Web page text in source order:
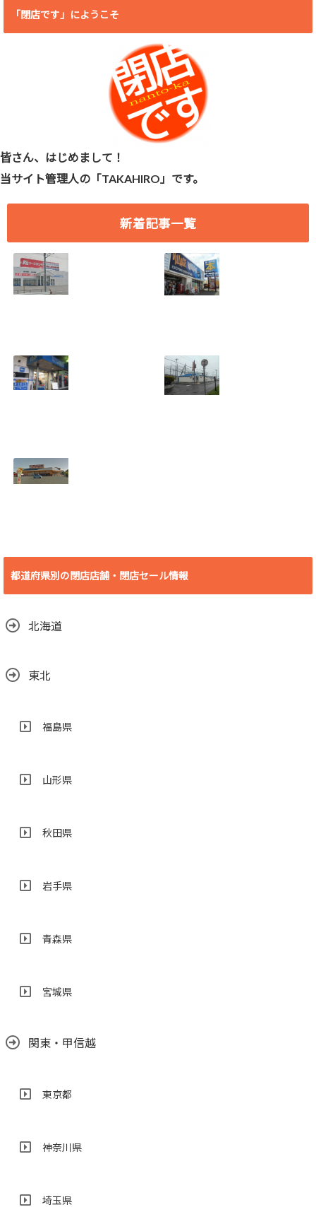
「閉店です」にようこそ
皆さん、はじめまして！
当サイト管理人の「TAKAHIRO」です。
新着記事一覧
2018年7月29日
(日)をもって閉店
2018.07.19
ード刈谷店 2018年
9月17日(月)をもっ
て閉店
2018年7月29日
(日)をもって閉店
年6月30日(土)をも
って閉店
都道府県別の閉店店舗・閉店セール情報
北海道
東北
福島県
山形県
秋田県
岩手県
青森県
宮城県
関東・甲信越
東京都
神奈川県
埼玉県